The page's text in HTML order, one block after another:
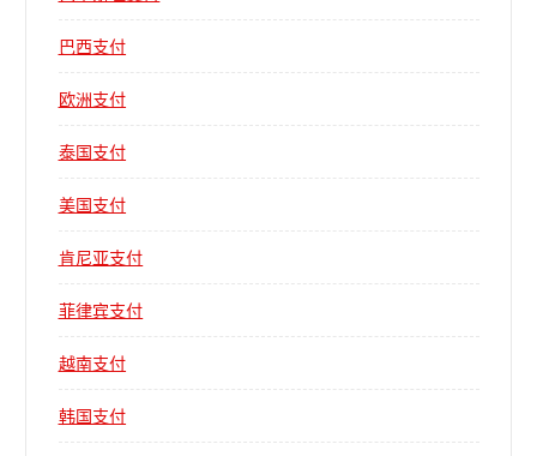
巴西支付
欧洲支付
泰国支付
美国支付
肯尼亚支付
菲律宾支付
越南支付
韩国支付